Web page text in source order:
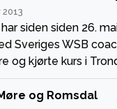
siden siden 26.
Sveriges WSB
og kjørte kurs i
og Romsdal